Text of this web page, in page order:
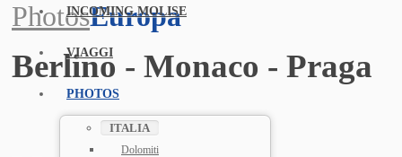
INCOMING MOLISE
VIAGGI
PHOTOS
ITALIA
Dolomiti
PhotosEuropa
Berlino - Monaco - Praga